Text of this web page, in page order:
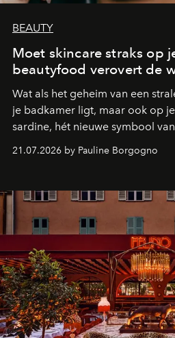
BEAUTY
Moet skincare straks op
beautyfood verovert de
Wat als het geheim van een
je badkamer ligt, maar ook op
sardine, hét nieuwe symbool van
kijker met twee gastronomische
21.07.2026 by Pauline Borgogno